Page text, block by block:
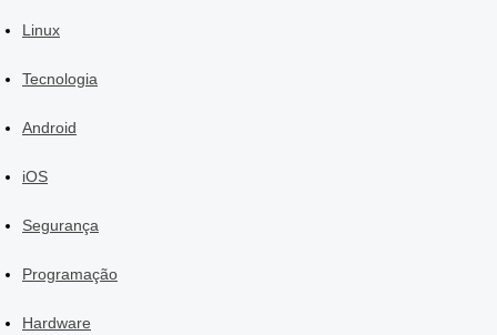
Linux
Tecnologia
Android
iOS
Segurança
Programação
Hardware